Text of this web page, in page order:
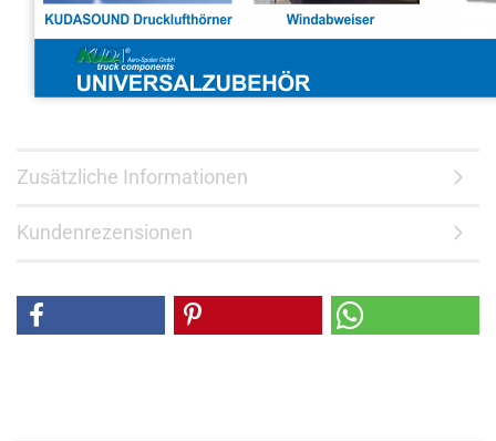
Zusätzliche Informationen
Kundenrezensionen